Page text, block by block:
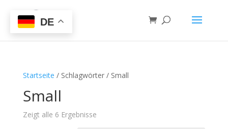
Startseite / Schlagwörter / Small
Small
Zeigt alle 6 Ergebnisse
DE